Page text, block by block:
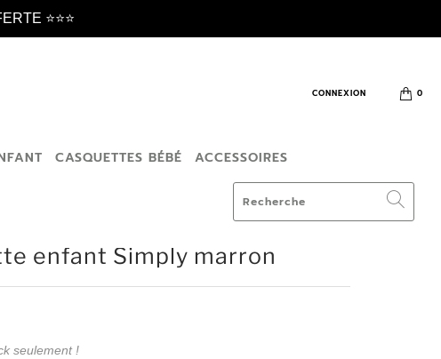
⭐️⭐️⭐️
0
CONNEXION
CASQUETTES BÉBÉ ACCESSOIRES
enfant Simply marron
seulement !